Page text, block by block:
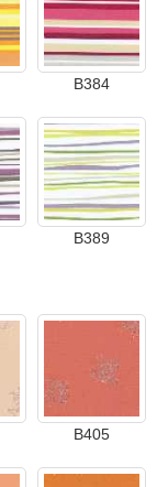
B384
B389
B405